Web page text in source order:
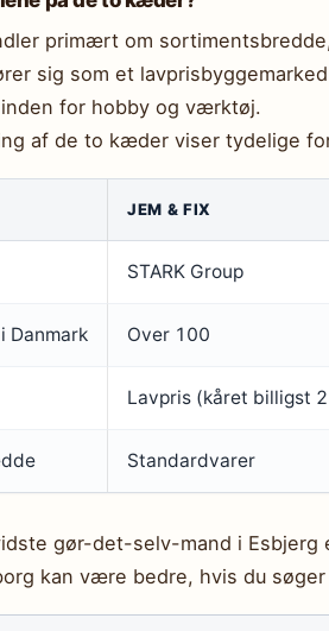
primært om
sig som et
for hobby og værktøj.
af de to kæder viser tydelige
JEM & FIX
STARK Group
Danmark Over 100
Lavpris (kåret billigst
Standardvarer
gør-det-selv-mand i
kan være bedre, hvis du